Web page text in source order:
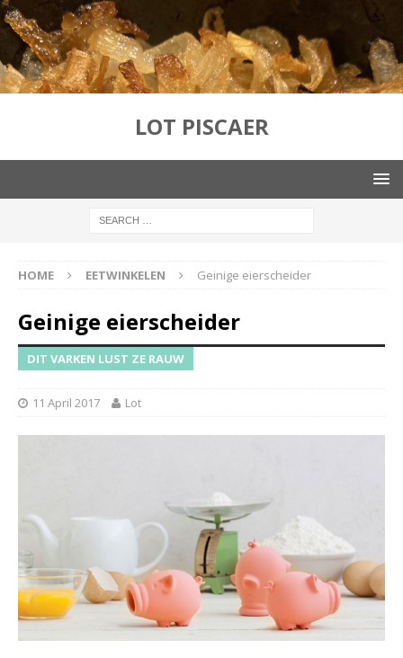
LOT PISCAER
HOME EETWINKELEN Geinige eierscheider
Geinige eierscheider
DIT VARKEN LUST ZE RAUW
11 April 2017 Lot